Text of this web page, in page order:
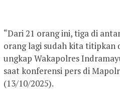
“Dari 21 orang ini, tiga di
orang lagi sudah kita titipkan
ungkap Wakapolres
saat konferensi pers di
(13/10/2025).